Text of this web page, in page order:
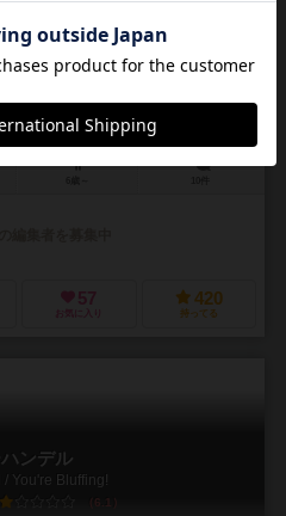
ンガクラシック
5.6
57
お気に入り
420
持ってる
ンデル
You're Bluffing!
6.1